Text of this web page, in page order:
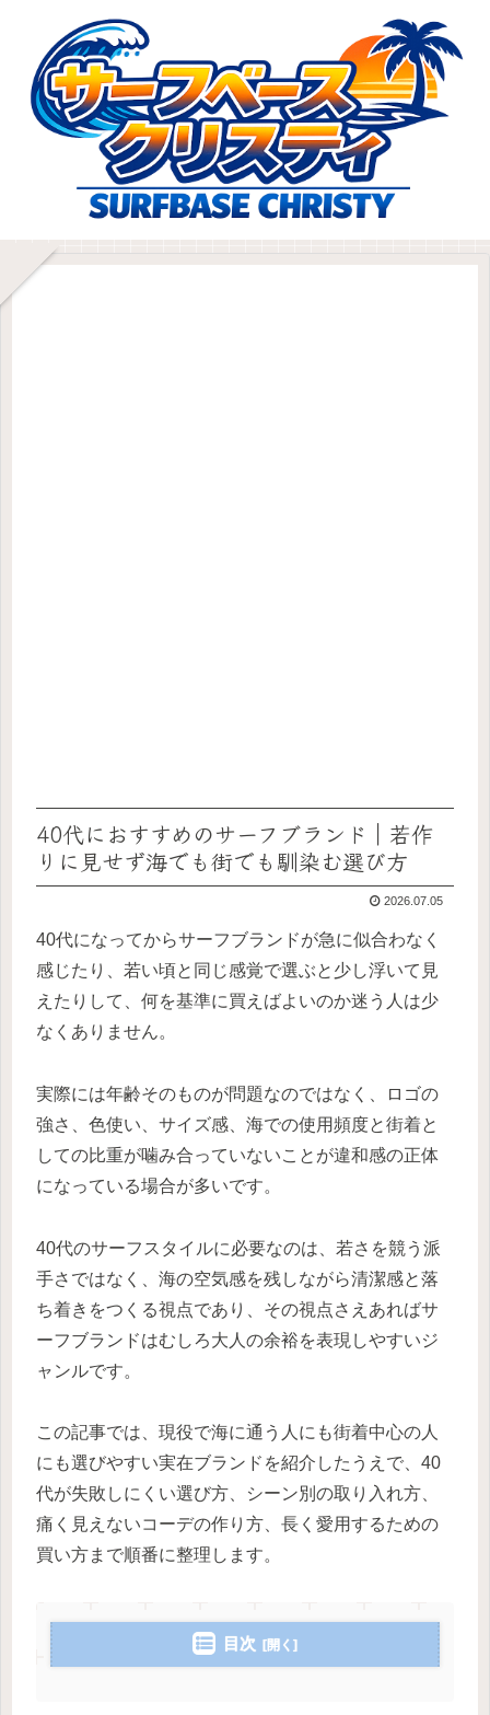
40代におすすめのサーフブランド｜若作
りに見せず海でも街でも馴染む選び方
2026.07.05
40代になってからサーフブランドが急に似合わなく
感じたり、若い頃と同じ感覚で選ぶと少し浮いて見
えたりして、何を基準に買えばよいのか迷う人は少
なくありません。
実際には年齢そのものが問題なのではなく、ロゴの
強さ、色使い、サイズ感、海での使用頻度と街着と
しての比重が噛み合っていないことが違和感の正体
になっている場合が多いです。
40代のサーフスタイルに必要なのは、若さを競う派
手さではなく、海の空気感を残しながら清潔感と落
ち着きをつくる視点であり、その視点さえあればサ
ーフブランドはむしろ大人の余裕を表現しやすいジ
ャンルです。
この記事では、現役で海に通う人にも街着中心の人
にも選びやすい実在ブランドを紹介したうえで、40
代が失敗しにくい選び方、シーン別の取り入れ方、
痛く見えないコーデの作り方、長く愛用するための
買い方まで順番に整理します。
目次